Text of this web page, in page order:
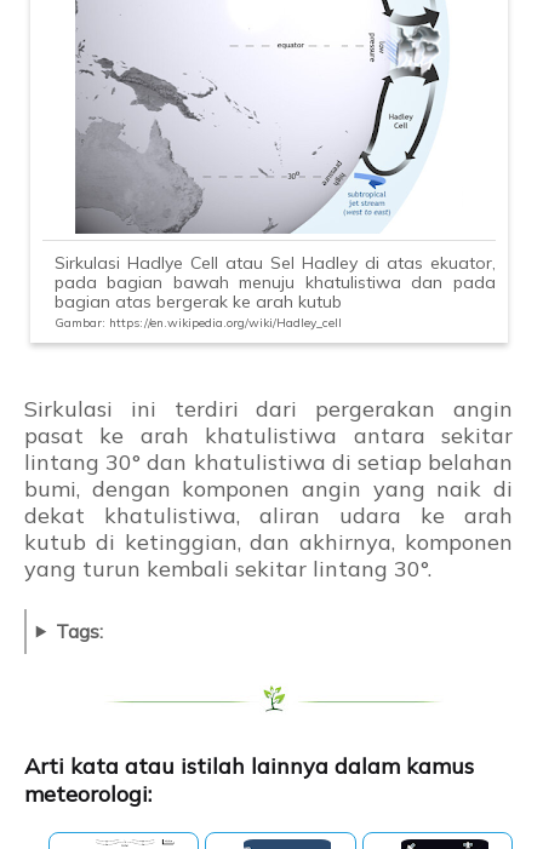
Indeks P
Indeks Q
Indeks R
Indeks S
Indeks T
Indeks U
Indeks V
Indeks W
Indeks X
Indeks Z
Referensi:
Sirkulasi Hadlye Cell atau Sel Hadley di atas ekuator,
pada bagian bawah menuju khatulistiwa dan pada
bagian atas bergerak ke arah kutub
Gambar: https://en.wikipedia.org/wiki/Hadley_cell
Sirkulasi ini terdiri dari pergerakan angin
pasat ke arah khatulistiwa antara sekitar
lintang 30° dan khatulistiwa di setiap belahan
bumi, dengan komponen angin yang naik di
dekat khatulistiwa, aliran udara ke arah
kutub di ketinggian, dan akhirnya, komponen
yang turun kembali sekitar lintang 30°.
Tags:
Arti kata atau istilah lainnya dalam kamus
meteorologi: